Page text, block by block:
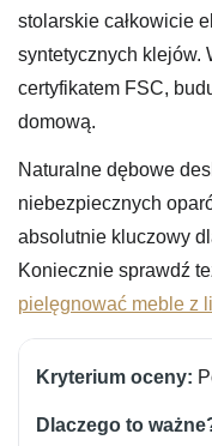
stolarskie całkowicie
syntetycznych klejów.
certyfikatem FSC,
domową.
Naturalne dębowe
niebezpiecznych
absolutnie kluczowy
Koniecznie sprawdź
pielęgnować meble z